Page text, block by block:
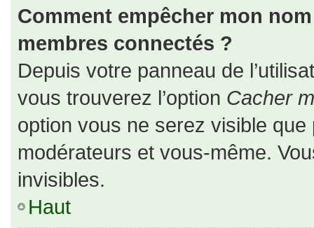
Comment empêcher mon
membres connectés ?
Depuis votre panneau de
vous trouverez l’option Cacher
option vous ne serez visible
modérateurs et vous-même.
invisibles.
Haut